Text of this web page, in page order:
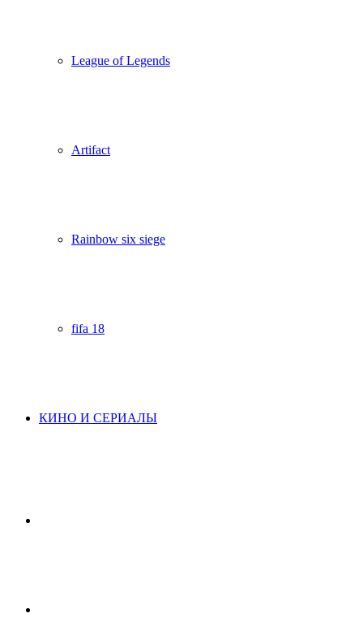
League of Legends
Artifact
Rainbow six siege
fifa 18
КИНО И СЕРИАЛЫ